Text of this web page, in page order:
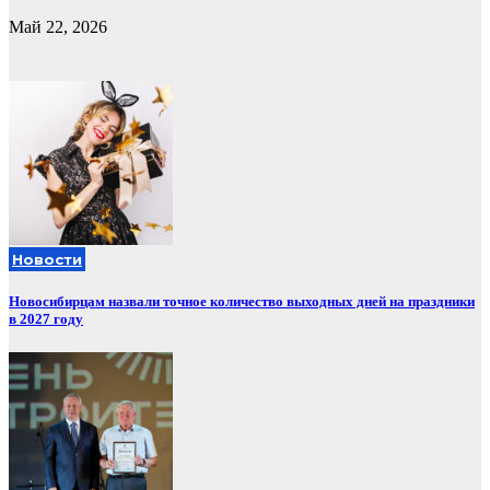
Май 22, 2026
Новости
Новосибирцам назвали точное количество выходных дней на праздники
в 2027 году